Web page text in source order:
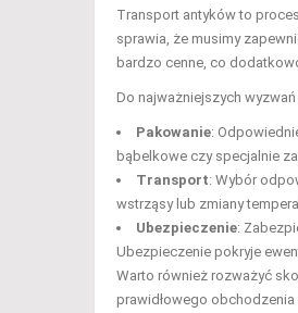
Transport antyków to
sprawia, że musimy
bardzo cenne, co
Do najważniejszych
Pakowanie:
bąbelkowe czy specjalnie
Transport: Wybór
wstrząsy lub zmiany
Ubezpieczenie:
Ubezpieczenie pokryje
Warto również rozważyć
prawidłowego